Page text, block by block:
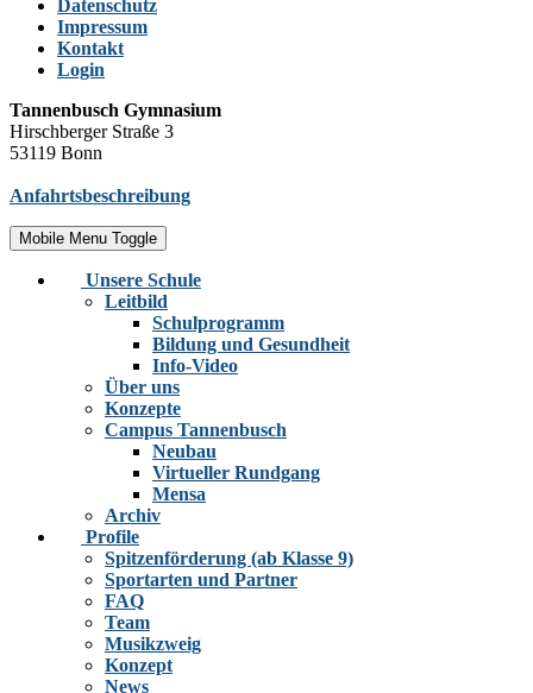
Datenschutz
Impressum
Kontakt
Login
Tannenbusch Gymnasium
Hirschberger Straße 3
53119 Bonn
Anfahrtsbeschreibung
Mobile Menu Toggle
Unsere Schule
Leitbild
Schulprogramm
Bildung und Gesundheit
Info-Video
Über uns
Konzepte
Campus Tannenbusch
Neubau
Virtueller Rundgang
Mensa
Archiv
Profile
Spitzenförderung (ab Klasse 9)
Sportarten und Partner
FAQ
Team
Musikzweig
Konzept
News